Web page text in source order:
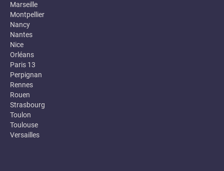
Marseille
Montpellier
Nancy
Nantes
Nice
Orléans
Paris 13
Perpignan
Rennes
Rouen
Strasbourg
Toulon
Toulouse
Versailles